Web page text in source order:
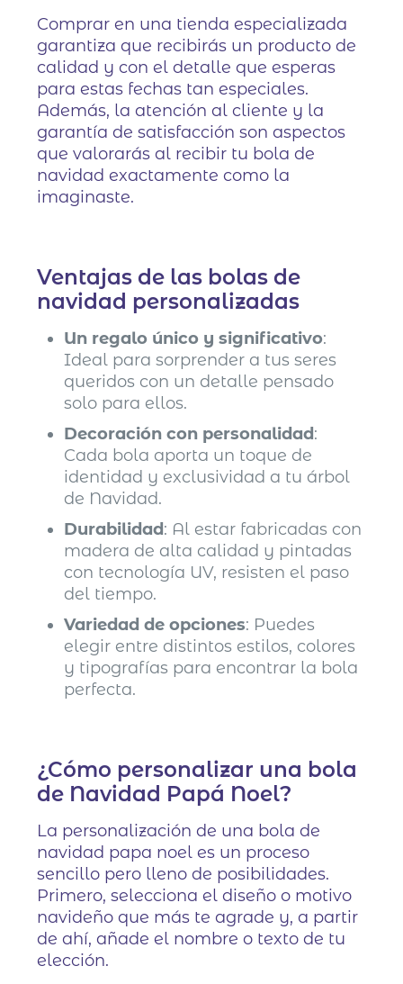
Comprar en una tienda especializada
garantiza que recibirás un producto de
calidad y con el detalle que esperas
para estas fechas tan especiales.
Además, la atención al cliente y la
garantía de satisfacción son aspectos
que valorarás al recibir tu bola de
navidad exactamente como la
imaginaste.
Ventajas de las bolas de
navidad personalizadas
Un regalo único y significativo:
Ideal para sorprender a tus seres
queridos con un detalle pensado
solo para ellos.
Decoración con personalidad:
Cada bola aporta un toque de
identidad y exclusividad a tu árbol
de Navidad.
Durabilidad: Al estar fabricadas con
madera de alta calidad y pintadas
con tecnología UV, resisten el paso
del tiempo.
Variedad de opciones: Puedes
elegir entre distintos estilos, colores
y tipografías para encontrar la bola
perfecta.
¿Cómo personalizar una bola
de Navidad Papá Noel?
La personalización de una bola de
navidad papa noel es un proceso
sencillo pero lleno de posibilidades.
Primero, selecciona el diseño o motivo
navideño que más te agrade y, a partir
de ahí, añade el nombre o texto de tu
elección.